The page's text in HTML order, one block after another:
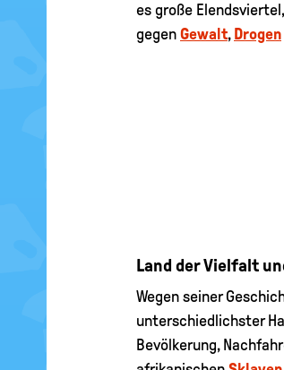
es große
gegen Gewalt, Drogen
Land der Vielfalt
Wegen seiner
unterschiedlichster
Bevölkerung,